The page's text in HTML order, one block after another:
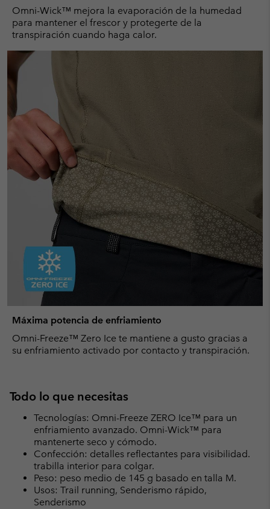
Omni-Wick™ mejora la evaporación de la humedad
para mantener el frescor y protegerte de la
transpiración cuando haga calor.
Máxima potencia de enfriamiento
Omni-Freeze™ Zero Ice te mantiene a gusto gracias a
su enfriamiento activado por contacto y transpiración.
Todo lo que necesitas
Tecnologías: Omni-Freeze ZERO Ice™ para un
enfriamiento avanzado. Omni-Wick™ para
mantenerte seco y cómodo.
Confección: detalles reflectantes para visibilidad.
trabilla interior para colgar.
Peso: peso medio de 145 g basado en talla M.
Usos: Trail running, Senderismo rápido,
Senderismo